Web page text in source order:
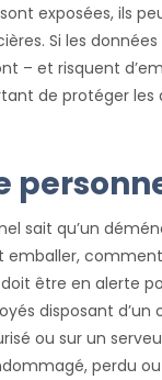
exposées, ils
Si les
– et risquent
de protéger les
sait qu’un
emballer,
être en alerte
disposant
ou sur un
perdu